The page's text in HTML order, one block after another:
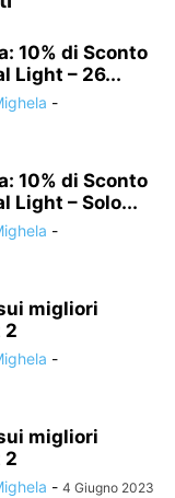
10% di Sconto
Light – 26...
-
10% di Sconto
Light – Solo...
-
migliori
2
-
migliori
2
- 4 Giugno 2023